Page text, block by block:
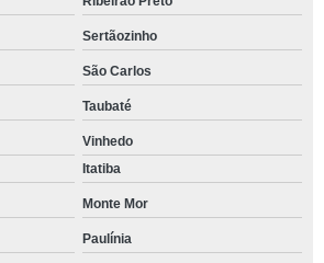
Sertãozinho
São Carlos
Taubaté
Vinhedo
Itatiba
Monte Mor
Paulínia